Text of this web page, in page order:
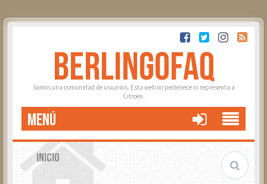
BERLINGOFAQ
Somos una comunidad de usuarios. Esta web no pertenece ni representa a
Citroën.
MENÚ
INICIO